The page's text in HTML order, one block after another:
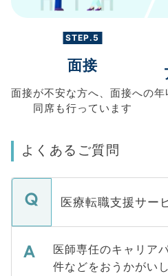
STEP.5
面接
面接が不安な方へ、 面接への
同席も行っています
年
よくあるご質問
医療転職支援サー
医師専任のキャリア
件などをおうかがい